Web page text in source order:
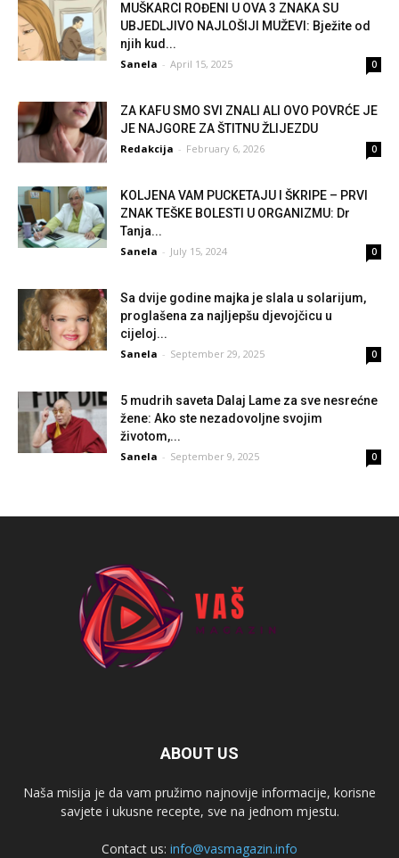
MUŠKARCI ROĐENI U OVA 3 ZNAKA SU
UBJEDLJIVO NAJLOŠIJI MUŽEVI: Bježite od
njih kud...
Sanela - April 15, 2025 0
ZA KAFU SMO SVI ZNALI ALI OVO POVRĆE JE
JE NAJGORE ZA ŠTITNU ŽLIJEZDU
Redakcija - February 6, 2026 0
KOLJENA VAM PUCKETAJU I ŠKRIPE – PRVI
ZNAK TEŠKE BOLESTI U ORGANIZMU: Dr
Tanja...
Sanela - July 15, 2024 0
Sa dvije godine majka je sIala u solarijum,
proglašena za najljepšu djevojčicu u
cijeloj...
Sanela - September 29, 2025 0
5 mudrih saveta Dalaj Lame za sve nesrećne
žene: Ako ste nezadovoljne svojim
životom,...
Sanela - September 9, 2025 0
ABOUT US
Naša misija je da vam pružimo najnovije informacije, korisne
savjete i ukusne recepte, sve na jednom mjestu.
Contact us: info@vasmagazin.info